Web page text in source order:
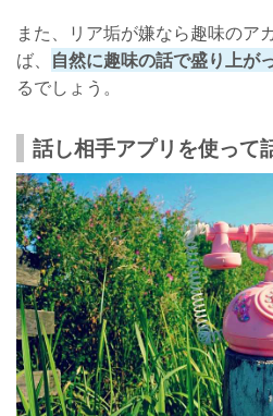
また、リア垢が嫌なら趣味のア
ば、 自然に趣味の話で盛り上が
るでしょう。
話し相手アプリを使って